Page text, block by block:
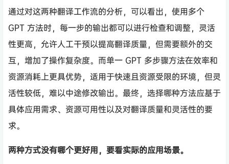
通过对这两种翻译工作流的分析，可以看出，使用多个
GPT 方法时，每一步的输出都可以进行检查和调整，灵活
性更高，允许人工干预以提高翻译质量，但需要额外的交
互，增加了操作复杂度。而单一 GPT 多步骤方法在效率和
资源消耗上更具优势，适用于快速且资源受限的环境，但灵
活性较低，难以中途修改输出。最终，选择哪种方法应基于
具体应用需求、资源可用性以及对翻译质量和灵活性的要
求。
两种方式没有哪个更好用，要看实际的应用场景。